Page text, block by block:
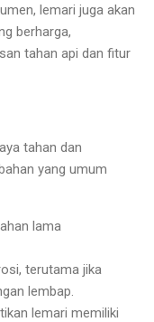
lemari juga akan
berharga,
tahan api dan fitur
tahan dan
yang umum
lama
terutama jika
lembap.
lemari memiliki